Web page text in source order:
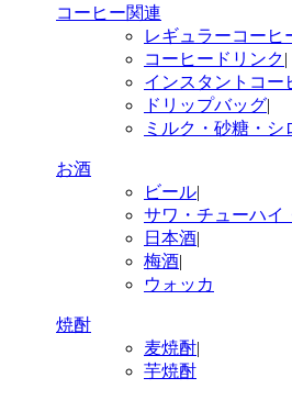
コーヒー関連
レギュラーコーヒ
コーヒードリンク|
インスタントコー
ドリップバッグ|
ミルク・砂糖・シ
お酒
ビール|
サワ・チューハイ
日本酒|
梅酒|
ウォッカ
焼酎
麦焼酎|
芋焼酎